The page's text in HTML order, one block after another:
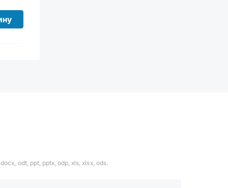
odt, ppt, pptx, odp, xls, xlsx, ods.